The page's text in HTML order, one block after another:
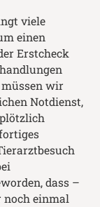
viele
einen
Erstcheck
müssen wir
Notdienst,
dass –
einmal